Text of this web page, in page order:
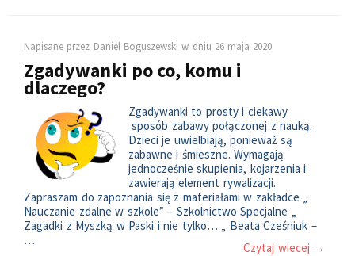
Napisane przez Daniel Boguszewskiw dniu 26 maja 2020
Zgadywanki po co, komu i
dlaczego?
Zgadywanki to prosty i ciekawy
sposób zabawy połączonej z nauką.
Dzieci je uwielbiają, ponieważ są
zabawne i śmieszne. Wymagają
jednocześnie skupienia, kojarzenia i
zawierają element rywalizacji.
Zapraszam do zapoznania się z materiałami w zakładce „
Nauczanie zdalne w szkole” – Szkolnictwo Specjalne „
Zagadki z Myszką w Paski i nie tylko… „ Beata Cześniuk –
…
Czytaj wiecej →